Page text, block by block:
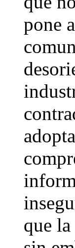
pone
que